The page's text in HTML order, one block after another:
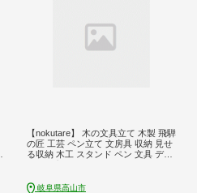
【nokutare】 木の文具立て 木製 飛騨
の匠 工芸 ペン立て 文房具 収納 見せ
る収納 木工 スタンド ペン 文具 デス
ターレ CB012
岐阜県高山市